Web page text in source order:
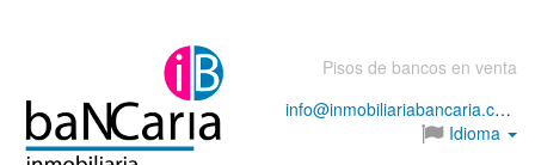
Pisos de bancos en venta
info@inmobiliariabancaria.com
Idioma